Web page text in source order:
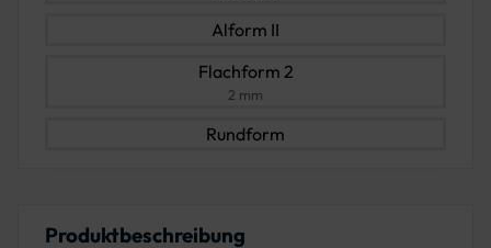
Alform II
Flachform 2
2 mm
Rundform
Produktbeschreibung